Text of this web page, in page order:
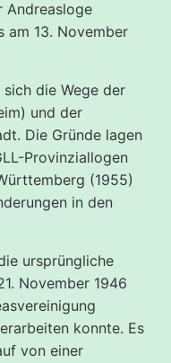
Andreasloge
am 13. November
die Wege der
und der
Die Gründe lagen
Provinziallogen
(1955)
in den
ursprüngliche
November 1946
konnte. Es
von einer